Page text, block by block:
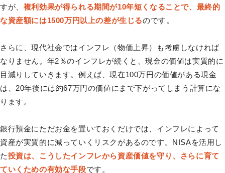
すが、 複利効果が得られる期間が10年短くなることで、最終的
な資産額には1500万円以上の差が生じるのです。
さらに、現代社会ではインフレ（物価上昇）も考慮しなければ
なりません。年2％のインフレが続くと、現金の価値は実質的に
目減りしていきます。例えば、現在100万円の価値がある現金
は、20年後には約67万円の価値にまで下がってしまう計算にな
ります。
銀行預金にただお金を置いておくだけでは、インフレによって
資産が実質的に減っていくリスクがあるのです。NISAを活用し
た投資は、こうしたインフレから資産価値を守り、さらに育て
ていくための有効な手段です。